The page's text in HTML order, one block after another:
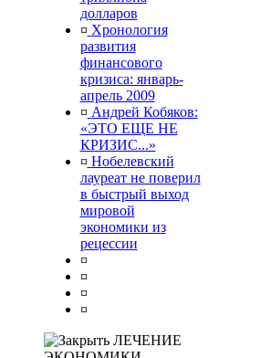
долларов
¤ Хронология
развития
финансового
кризиса: январь-
апрель 2009
¤ Андрей Кобяков:
«ЭТО ЕЩЕ НЕ
КРИЗИС...»
¤ Нобелевский
лауреат не поверил
в быстрый выход
мировой
экономики из
рецессии
¤
¤
¤
¤
ЛЕЧЕНИЕ